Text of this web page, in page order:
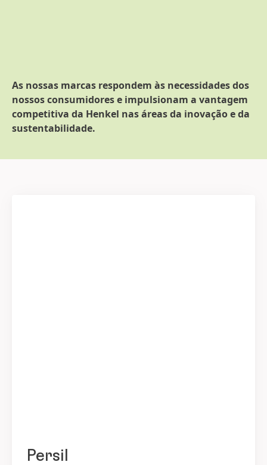
As nossas marcas respondem às necessidades dos
nossos consumidores e impulsionam a vantagem
competitiva da Henkel nas áreas da inovação e da
sustentabilidade.
Persil